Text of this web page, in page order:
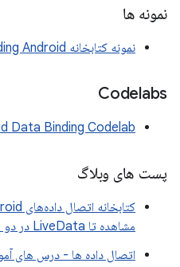
نمونه ها
نمونه کتابخانه Data Binding Android
Codelabs
Data Binding Codelab
پست های وبلاگ
مشاهده تا LiveData در دو مرحله
اتصال داده ها - درس های